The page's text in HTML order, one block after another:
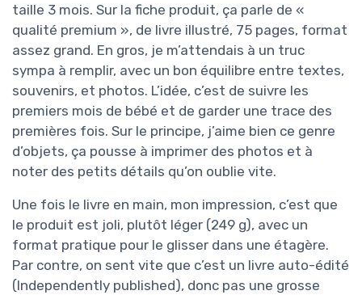
taille 3 mois. Sur la fiche produit, ça parle de «
qualité premium », de livre illustré, 75 pages, format
assez grand. En gros, je m’attendais à un truc
sympa à remplir, avec un bon équilibre entre textes,
souvenirs, et photos. L’idée, c’est de suivre les
premiers mois de bébé et de garder une trace des
premières fois. Sur le principe, j’aime bien ce genre
d’objets, ça pousse à imprimer des photos et à
noter des petits détails qu’on oublie vite.
Une fois le livre en main, mon impression, c’est que
le produit est joli, plutôt léger (249 g), avec un
format pratique pour le glisser dans une étagère.
Par contre, on sent vite que c’est un livre auto-édité
(Independently published), donc pas une grosse